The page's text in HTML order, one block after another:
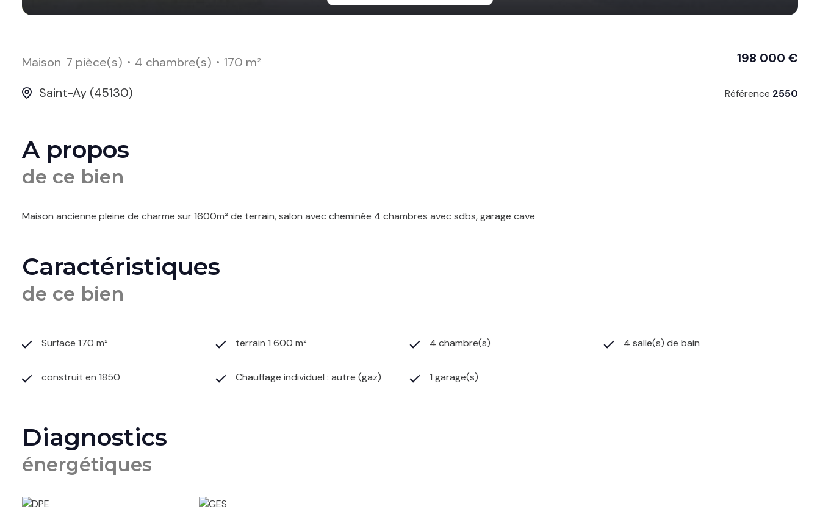
Maison 7 pièce(s) 4 chambre(s)
170 m²
Saint-Ay (45130)
198 000 €
Référence 2550
A propos
de ce bien
Maison ancienne pleine de charme sur 1600m² de terrain, salon avec cheminée 4 chambres avec sdbs, garage cave
Caractéristiques
de ce bien
Surface 170 m² terrain 1 600 m² 4 chambre(s) 4 salle(s) de bain
construit en 1850 Chauffage individuel : autre (gaz) 1 garage(s)
Diagnostics
énergétiques